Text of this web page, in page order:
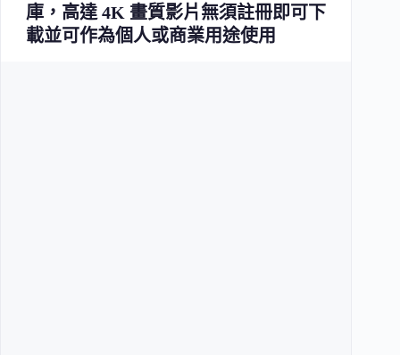
庫，高達 4K 畫質影片無須註冊即可下
載並可作為個人或商業用途使用